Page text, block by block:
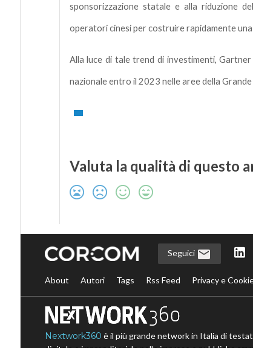
sponsorizzazione statale e alla riduzione
operatori cinesi per costruire rapidamente
Alla luce di tale trend di investimenti,
nazionale entro il 2023 nelle aree della
Valuta la qualità di questo
Seguici
About Autori Tags Rss Feed Privacy e
Nextwork360 è il più grande network in Italia di